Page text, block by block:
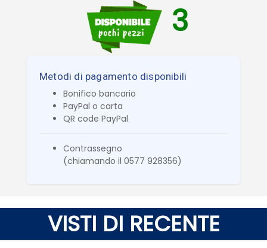
3
Metodi di pagamento disponibili
Bonifico bancario
PayPal o carta
QR code PayPal
Contrassegno
(chiamando il 0577 928356)
VISTI DI RECENTE